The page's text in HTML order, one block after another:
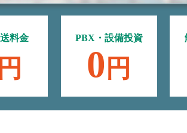
料金
円
PBX・設備投資
0 円